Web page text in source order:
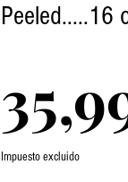
Peeled.....16
Impuesto excluido